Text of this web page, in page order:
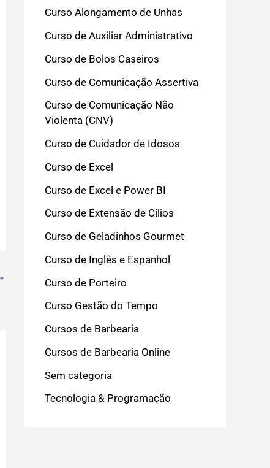
Curso Alongamento de Unhas
Curso de Auxiliar Administrativo
Curso de Bolos Caseiros
Curso de Comunicação Assertiva
Curso de Comunicação Não
Violenta (CNV)
Curso de Cuidador de Idosos
Curso de Excel
Curso de Excel e Power BI
Curso de Extensão de Cílios
Curso de Geladinhos Gourmet
Curso de Inglês e Espanhol
Curso de Porteiro
Curso Gestão do Tempo
Cursos de Barbearia
Cursos de Barbearia Online
Sem categoria
Tecnologia & Programação